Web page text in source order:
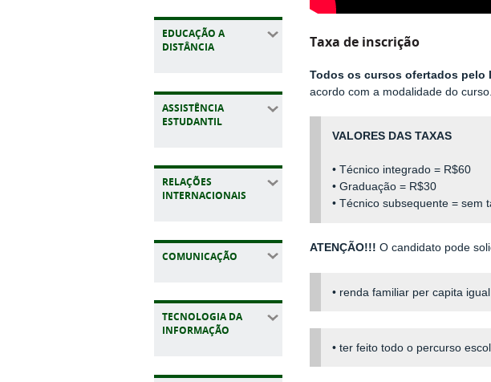
EDUCAÇÃO A
DISTÂNCIA
ASSISTÊNCIA
ESTUDANTIL
RELAÇÕES
INTERNACIONAIS
COMUNICAÇÃO
TECNOLOGIA DA
INFORMAÇÃO
Taxa de inscrição
Todos os cursos ofertados pelo
acordo com a modalidade do
VALORES DAS TAXAS
• Técnico integrado = R$60
• Graduação = R$30
• Técnico subsequente = sem
ATENÇÃO!!!O candidato pode
• renda familiar per capita
• ter feito todo o percurso